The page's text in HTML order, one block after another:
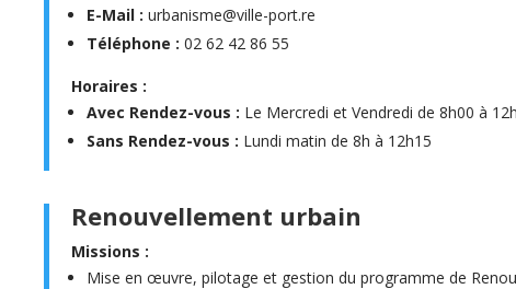
E-Mail :urbanisme@ville-port.re
Téléphone :02 62 42 86 55
Horaires :
Avec Rendez-vous : Le Mercredi et Vendredi de 8h00 à
Sans Rendez-vous : Lundi matin de 8h à 12h15
Renouvellement urbain
Missions :
Mise en œuvre, pilotage et gestion du programme de